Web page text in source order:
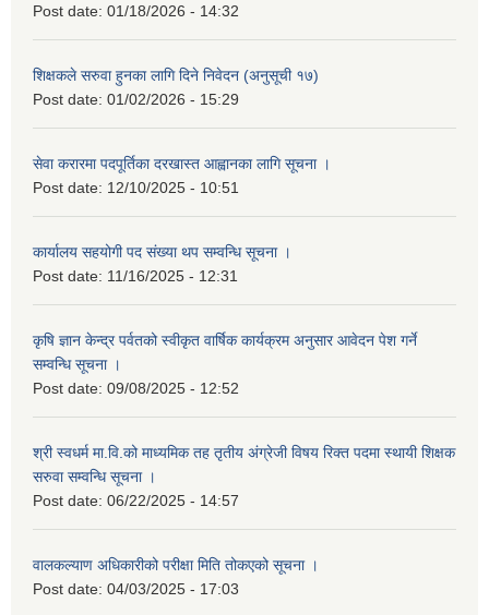
Post date: 01/18/2026 - 14:32
शिक्षकले सरुवा हुनका लागि दिने निवेदन (अनुसूची १७)
Post date: 01/02/2026 - 15:29
सेवा करारमा पदपूर्तिका दरखास्त आह्वानका लागि सूचना ।
Post date: 12/10/2025 - 10:51
कार्यालय सहयोगी पद संख्या थप सम्वन्धि सूचना ।
Post date: 11/16/2025 - 12:31
कृषि ज्ञान केन्द्र पर्वतको स्वीकृत वार्षिक कार्यक्रम अनुसार आवेदन पेश गर्ने
सम्वन्धि सूचना ।
Post date: 09/08/2025 - 12:52
श्री स्वधर्म मा.वि.को माध्यमिक तह तृतीय अंग्रेजी विषय रिक्त पदमा स्थायी शिक्षक
सरुवा सम्वन्धि सूचना ।
Post date: 06/22/2025 - 14:57
वालकल्याण अधिकारीको परीक्षा मिति तोकएको सूचना ।
Post date: 04/03/2025 - 17:03